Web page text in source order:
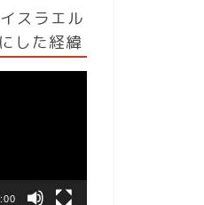
スラエル
した経緯